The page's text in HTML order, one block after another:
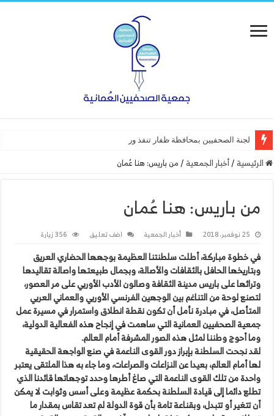
لجنة الصحفيين بمحافظة ظفار تنفذ ورشة عمل “أساسيا
الرئيسية /أخبار الجمعية /من باريس: هنا عُمان
من باريس: هنا عُمان
25 نوفمبر، 2018 أخبار الجمعية اضف تعليق 356 زيارة
في خطوة مباركة، أطلت سلطنتنا العظيمة بوجهها الحضاري العريق
وبتاريخها الحافل بالثقافات والأصالة، وبجمال طبيعتها واصالة تقاليدها
وتراثها على باريس مدينة الثقافة وصالون الأدب الأوربي على مر العصور،
لتصنع لوحة من التناغم بين الوجهين الفرنسي الأوربي والعماني العربي
المتأصل، في مبادرة نأمل أن تكون نقطة انطلاق واستمرار في مسيرة عمل
جمعية الصحفيين العمانية التي ساهمت في إنجاح هذه الفعالية الدولية،
وما أحوج وطننا لمثل هذه الصور المشرفة أمام العالم.
لقد نجحت السلطنة بإبراز دور القوى الناعمة في صنع الواجهة الحقيقية
لها أمام العالم، بعيدا عن النزاعات والصراعات، وما جاء به هذا الملتقى يعتبر
واحدة من تلك القوى الناعمة التي صاغ أطرها وحدد توجهاتها قائدنا الذي
تطلع دائما إلى قيادة السلطنة بحكمة عظيمة وعلى أسس وثوابت لا يمكن
أن تتغير أو تتبدل، وبقناعة تامة بأن قوة الدولة لم تعد تقاس بمقدار ما